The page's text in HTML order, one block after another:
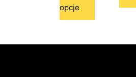
opcje